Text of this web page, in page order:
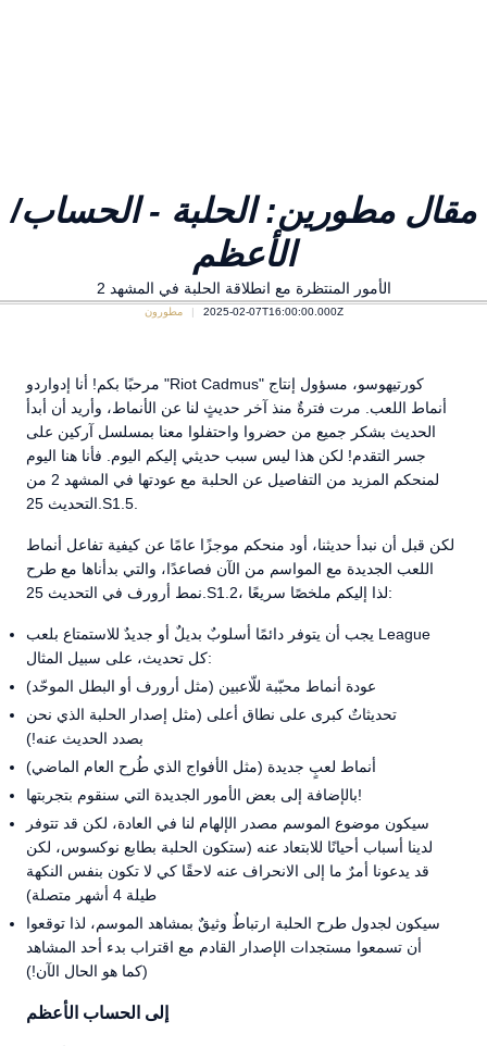
/مقال مطورين: الحلبة - الحساب
الأعظم
الأمور المنتظرة مع انطلاقة الحلبة في المشهد 2
مطورون 2025-02-07T16:00:00.000Z
مرحبًا بكم! أنا إدواردو "Riot Cadmus" كورتيهوسو، مسؤول إنتاج
أنماط اللعب. مرت فترةٌ منذ آخر حديثٍ لنا عن الأنماط، وأريد أن أبدأ
الحديث بشكر جميع من حضروا واحتفلوا معنا بمسلسل آركين على
جسر التقدم! لكن هذا ليس سبب حديثي إليكم اليوم. فأنا هنا اليوم
لمنحكم المزيد من التفاصيل عن الحلبة مع عودتها في المشهد 2 من
التحديث 25.S1.5.
لكن قبل أن نبدأ حديثنا، أود منحكم موجزًا عامًا عن كيفية تفاعل أنماط
اللعب الجديدة مع المواسم من الآن فصاعدًا، والتي بدأناها مع طرح
نمط أرورف في التحديث 25.S1.2، لذا إليكم ملخصًا سريعًا:
يجب أن يتوفر دائمًا أسلوبٌ بديلٌ أو جديدٌ للاستمتاع بلعب League
كل تحديث، على سبيل المثال:
عودة أنماط محبّبة للّاعبين (مثل أرورف أو البطل الموحّد)
تحديثاتٌ كبرى على نطاق أعلى (مثل إصدار الحلبة الذي نحن
بصدد الحديث عنه!)
أنماط لعبٍ جديدة (مثل الأفواج الذي طُرح العام الماضي)
بالإضافة إلى بعض الأمور الجديدة التي سنقوم بتجربتها!
سيكون موضوع الموسم مصدر الإلهام لنا في العادة، لكن قد تتوفر
لدينا أسباب أحيانًا للابتعاد عنه (ستكون الحلبة بطابع نوكسوس، لكن
قد يدعونا أمرٌ ما إلى الانحراف عنه لاحقًا كي لا تكون بنفس النكهة
طيلة 4 أشهر متصلة)
سيكون لجدول طرح الحلبة ارتباطٌ وثيقٌ بمشاهد الموسم، لذا توقعوا
أن تسمعوا مستجدات الإصدار القادم مع اقتراب بدء أحد المشاهد
(كما هو الحال الآن!)
إلى الحساب الأعظم